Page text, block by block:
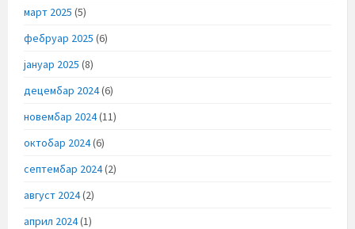
март 2025 (5)
фебруар 2025 (6)
јануар 2025 (8)
децембар 2024(6)
новембар 2024(11)
октобар 2024(6)
септембар 2024(2)
август 2024(2)
април 2024(1)